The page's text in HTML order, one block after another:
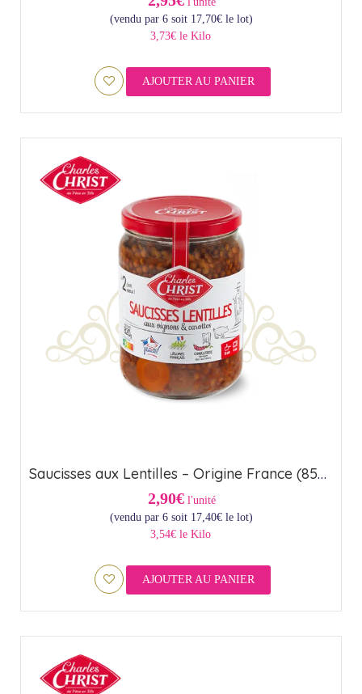
(vendu par 6 soit 17,70€le lot)
3,73€ le Kilo
AJOUTER AU PANIER
Saucisses aux Lentilles – Origine France (85cl)
2,90€ l'unité
(vendu par 6 soit 17,40€le lot)
3,54€ le Kilo
AJOUTER AU PANIER